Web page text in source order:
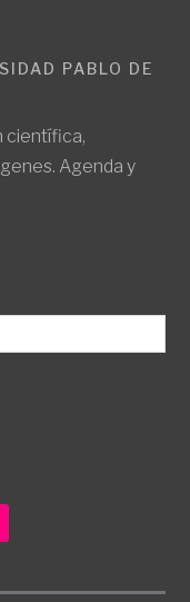
PABLO DE
científica,
Agenda y